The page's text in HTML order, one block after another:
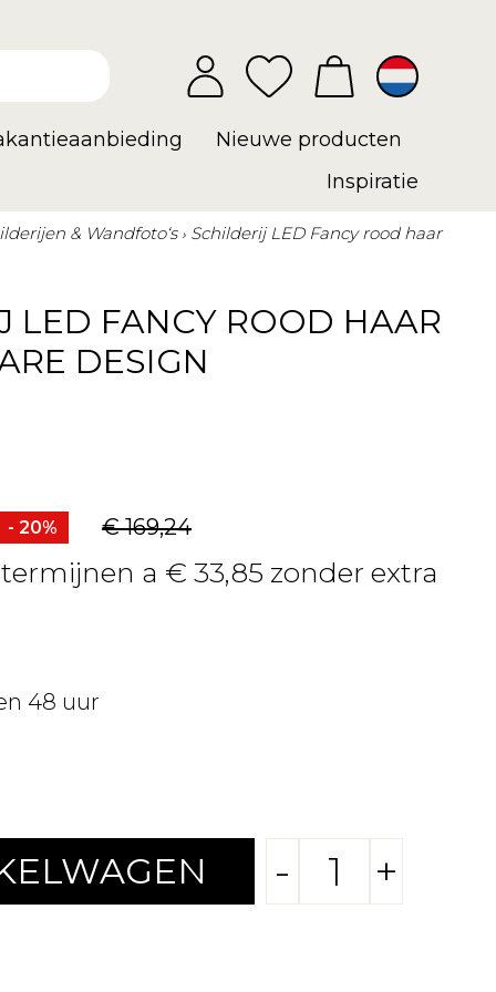
Nieuwe producten
Inspiratie
& Wandfoto‘s Schilderij LED Fancy rood haar
LED FANCY ROOD HAAR
DESIGN
- 20% € 169,24
a € 33,85 zonder extra
48 uur
- +